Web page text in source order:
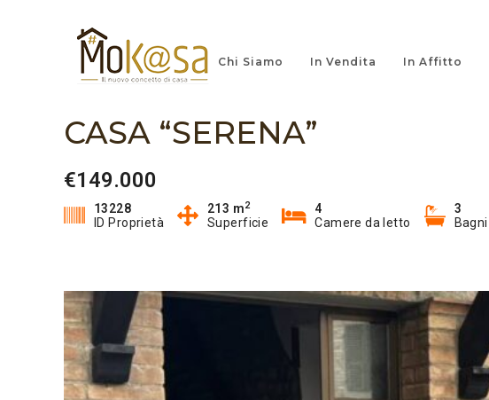
Chi Siamo In Vendita In Affitto
CASA “SERENA”
€149.000
13228
ID Proprietà
213 m2
Superficie
4
Camere da letto
3
Bagni